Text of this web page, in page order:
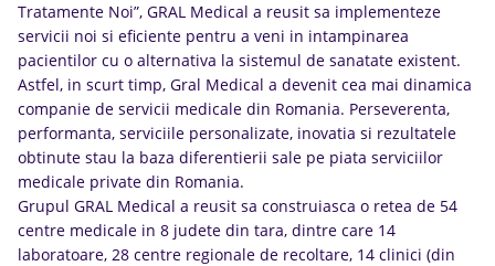
Tratamente Noi”, GRAL Medical a reusit sa implementeze
servicii noi si eficiente pentru a veni in intampinarea
pacientilor cu o alternativa la sistemul de sanatate existent.
Astfel, in scurt timp, Gral Medical a devenit cea mai dinamica
companie de servicii medicale din Romania. Perseverenta,
performanta, serviciile personalizate, inovatia si rezultatele
obtinute stau la baza diferentierii sale pe piata serviciilor
medicale private din Romania.
Grupul GRAL Medical a reusit sa construiasca o retea de 54
centre medicale in 8 judete din tara, dintre care 14
laboratoare, 28 centre regionale de recoltare, 14 clinici (din